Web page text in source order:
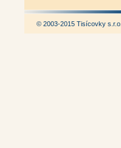
© 2003-2015 Tisícovky s.r.o.